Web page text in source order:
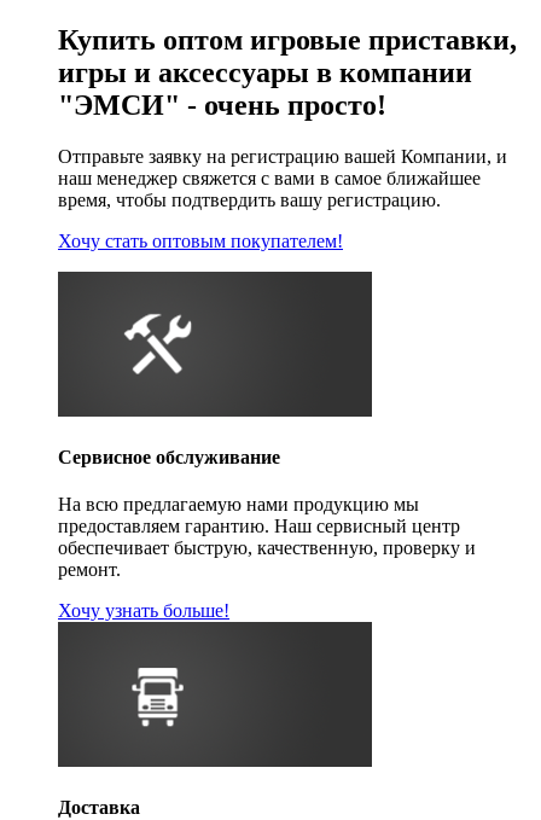
Купить оптом игровые приставки,
игры и аксессуары в компании
"ЭМСИ" - очень просто!
Отправьте заявку на регистрацию вашей Компании, и
наш менеджер свяжется с вами в самое ближайшее
время, чтобы подтвердить вашу регистрацию.
Хочу стать оптовым покупателем!
Сервисное обслуживание
На всю предлагаемую нами продукцию мы
предоставляем гарантию. Наш сервисный центр
обеспечивает быструю, качественную, проверку и
ремонт.
Хочу узнать больше!
Доставка